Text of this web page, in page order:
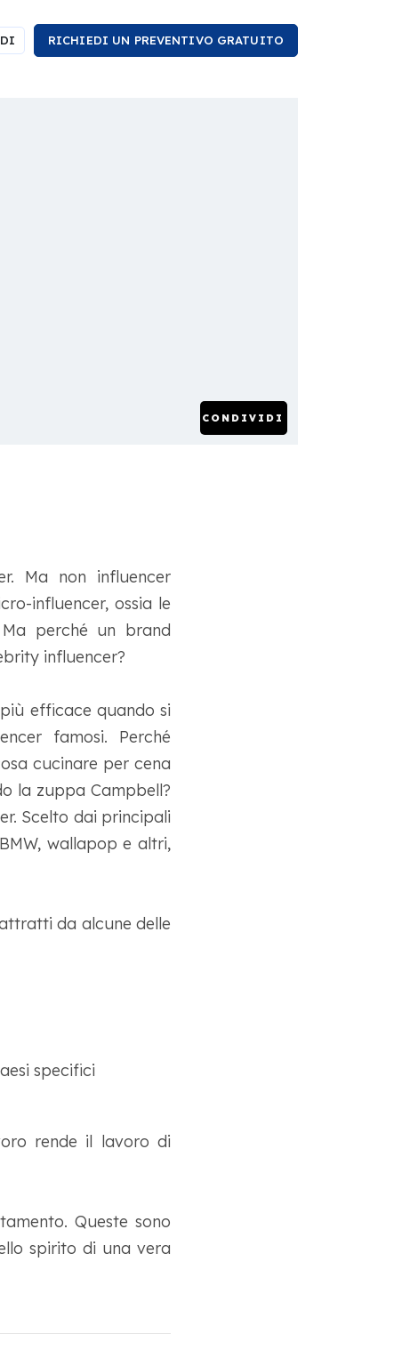
RICHIEDI UN PREVENTIVO GRATUITO
CONDIVIDI
Ma non influencer
influencer, ossia le
perché un brand
influencer?
efficace quando si
famosi. Perché
cucinare per cena
la zuppa Campbell?
Scelto dai principali
wallapop e altri,
da alcune delle
specifici
rende il lavoro di
Queste sono
spirito di una vera